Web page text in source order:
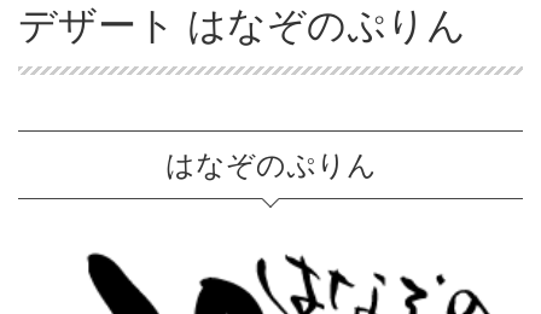
デザート はなぞのぷりん
はなぞのぷりん